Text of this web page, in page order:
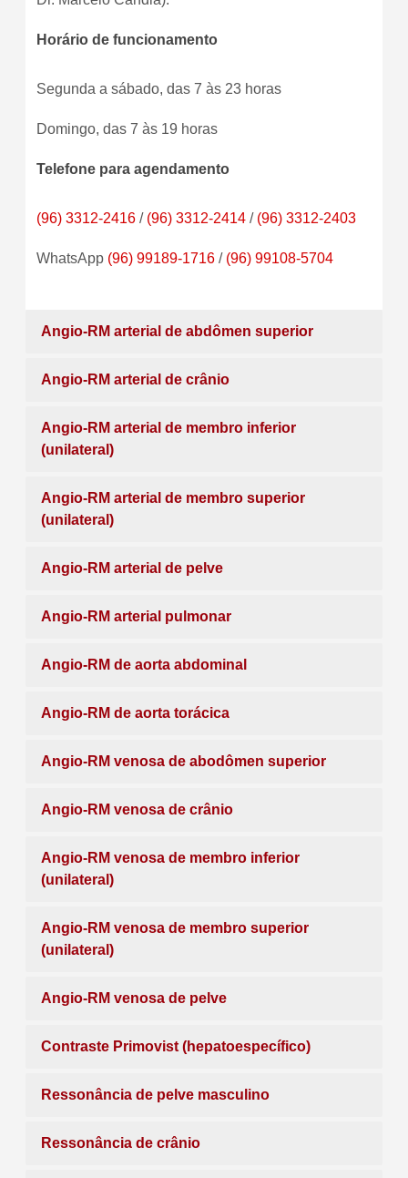
Horário de funcionamento
Segunda a sábado, das 7 às 23 horas
Domingo, das 7 às 19 horas
Telefone para agendamento
(96) 3312-2416 / (96) 3312-2414 / (96) 3312-2403
WhatsApp (96) 99189-1716 / (96) 99108-5704
Angio-RM arterial de abdômen superior
Angio-RM arterial de crânio
Angio-RM arterial de membro inferior
(unilateral)
Angio-RM arterial de membro superior
(unilateral)
Angio-RM arterial de pelve
Angio-RM arterial pulmonar
Angio-RM de aorta abdominal
Angio-RM de aorta torácica
Angio-RM venosa de abodômen superior
Angio-RM venosa de crânio
Angio-RM venosa de membro inferior
(unilateral)
Angio-RM venosa de membro superior
(unilateral)
Angio-RM venosa de pelve
Contraste Primovist (hepatoespecífico)
Ressonância de pelve masculino
Ressonância de crânio